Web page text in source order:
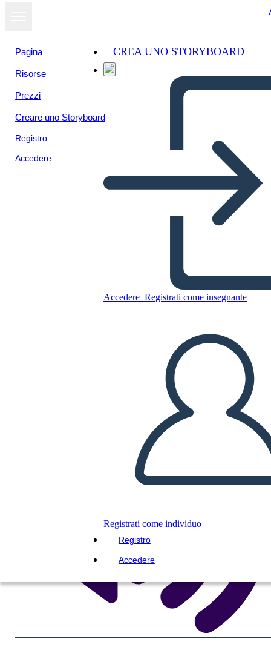
Pagina
Risorse
Prezzi
Creare uno Storyboard
Registro
Accedere
CREA UNO STORYBOARD
Accedere Registrati come insegnante
Registrati come individuo
Registro
Accedere
घटाव लैंडस्केप बीडब्ल्यू 3
CREARE UNO STORYBOARD
RIPRODURRE LA PRESENTAZIONE
LEGGIMI
Visualizza
come